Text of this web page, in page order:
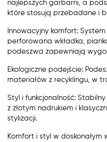
najlepszych garbarni, a
które stosują przebadane i
Innowacyjny komfort:
perforowana wkładka,
podeszwa zapewniają
Ekologiczne podejście:
materiałów z recyklingu, w
Styl i funkcjonalność:
z złotym nadrukiem i
stylizacji.
Komfort i styl w doskonałym